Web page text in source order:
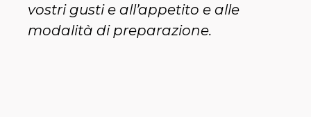
vostri gusti e all’appetito e alle
modalità di preparazione.